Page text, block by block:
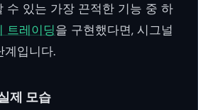
수 있는 가장 끈적한 기능 중 하
트레이딩을 구현했다면, 시그널
계입니다.
제 모습